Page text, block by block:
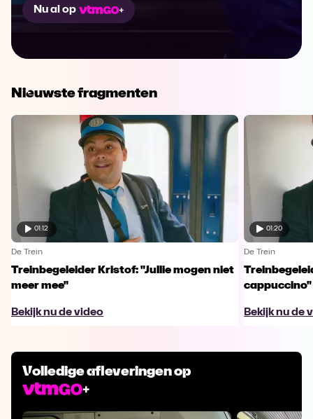
Nu al op
Nieuwste fragmenten
01:12
De Trein
Treinbegeleider Kristof: "Jullie mogen niet
meer mee"
Bekijk nu de video
01:20
De Trein
cappuccino"
Bekijk nu de
Volledige afleveringen op